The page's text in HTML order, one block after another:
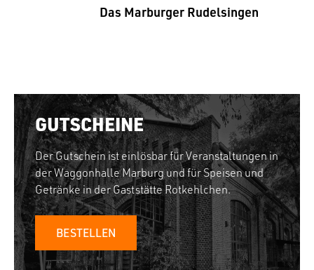
Das Marburger Rudelsingen
GUTSCHEINE
Der Gutschein ist einlösbar für Veranstaltungen in
der Waggonhalle Marburg und für Speisen und
Getränke in der Gaststätte Rotkehlchen.
BESTELLEN